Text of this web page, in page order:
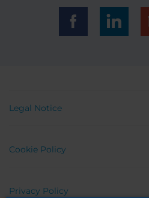
Legal Notice
Cookie Policy
Privacy Policy